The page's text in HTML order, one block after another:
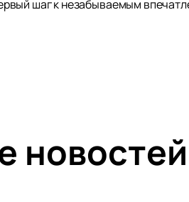
шаг к незабываемым
новостей